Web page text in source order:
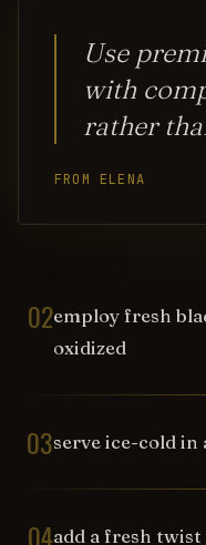
Use
with
rather
FROM ELENA
02employ fresh
oxidized
03serve ice-cold in
04add a fresh